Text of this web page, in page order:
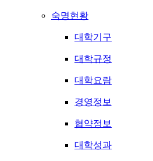
숙명현황
대학기구
대학규정
대학요람
경영정보
협약정보
대학성과